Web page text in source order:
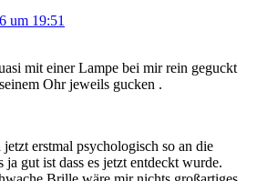
um 19:51
mit einer Lampe bei mir rein geguckt
Ohr jeweils gucken .
erstmal psychologisch so an die
ja gut ist dass es jetzt entdeckt wurde.